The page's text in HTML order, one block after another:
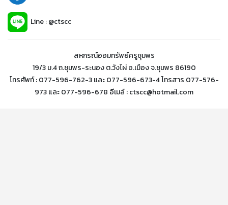
Line : @ctscc
สหกรณ์ออมทรัพย์ครูชุมพร
19/3 ม.4 ถ.ชุมพร-ระนอง ต.วังไผ่ อ.เมือง จ.ชุมพร 86190
โทรศัพท์ : 077-596-762-3 และ 077-596-673-4 โทรสาร 077-576-
973 และ 077-596-678 อีเมล์ : ctscc@hotmail.com